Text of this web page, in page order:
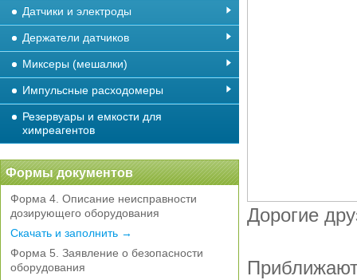
Дорогие
Датчики и электроды
Держатели датчиков
Миксеры (мешалки)
Импульсные расходомеры
Резервуары и емкости для
химреагентов
Формы документов
Форма 4. Описание неисправности
дозирующего оборудования
Скачать и заполнить →
Форма 5. Заявление о безопасности
оборудования